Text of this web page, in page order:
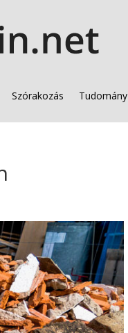
Szórakozás Tudomány